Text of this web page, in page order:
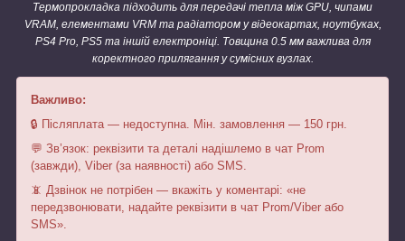
Термопрокладка підходить для передачі тепла між GPU, чипами
VRAM, елементами VRM та радіатором у відеокартах, ноутбуках,
PS4 Pro, PS5 та іншій електроніці. Товщина 0.5 мм важлива для
коректного прилягання у сумісних вузлах.
Важливо:
🔒 Післяплата — недоступна. Мін. замовлення — 150 грн.
💬 Зв’язок: реквізити та деталі надішлемо в чат Prom
(завжди), Viber (за наявності) або SMS.
📵 Дзвінок не потрібен — вкажіть у коментарі: «не
передзвонювати, надайте реквізити в чат Prom/Viber або
SMS».